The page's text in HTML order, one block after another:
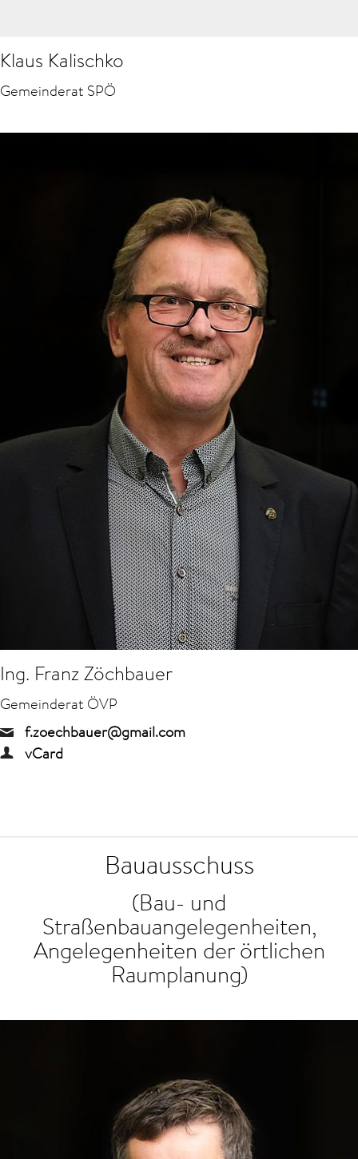
Klaus Kalischko
Gemeinderat SPÖ
Ing. Franz Zöchbauer
Gemeinderat ÖVP
f.zoechbauer@gmail.com
vCard
Bauausschuss
(Bau- und
Straßenbauangelegenheiten,
Angelegenheiten der örtlichen
Raumplanung)